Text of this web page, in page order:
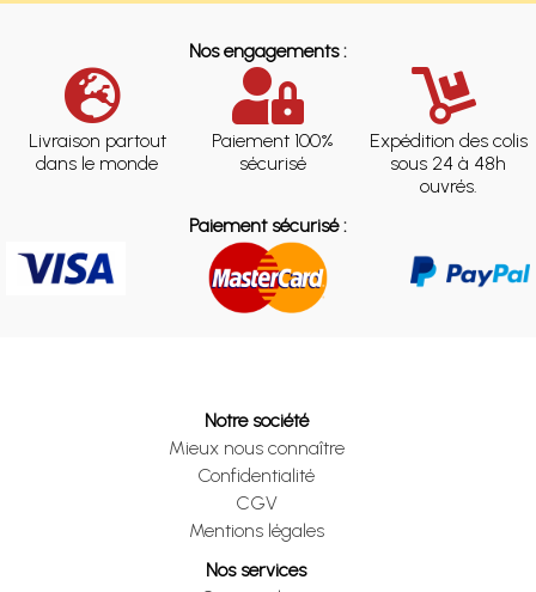
Nos engagements :
Livraison partout
dans le monde
Paiement 100%
sécurisé
Expédition des colis
sous 24 à 48h
ouvrés.
Paiement sécurisé :
Notre société
Mieux nous connaître
Confidentialité
CGV
Mentions légales
Nos services